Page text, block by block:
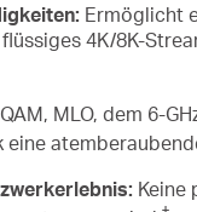
Ermöglicht
4K/8K-
MLO, dem 6-
Keine